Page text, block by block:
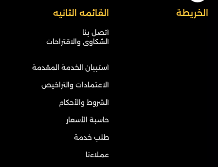
الخريطة القائمه الثانيه
اتصل بنا
الشكاوى والاقتراحات
استبيان الخدمة المقدمة
الاعتمادات والتراخيص
الشروط والأحكام
حاسبة الأسعار
طلب خدمة
عملاءنا